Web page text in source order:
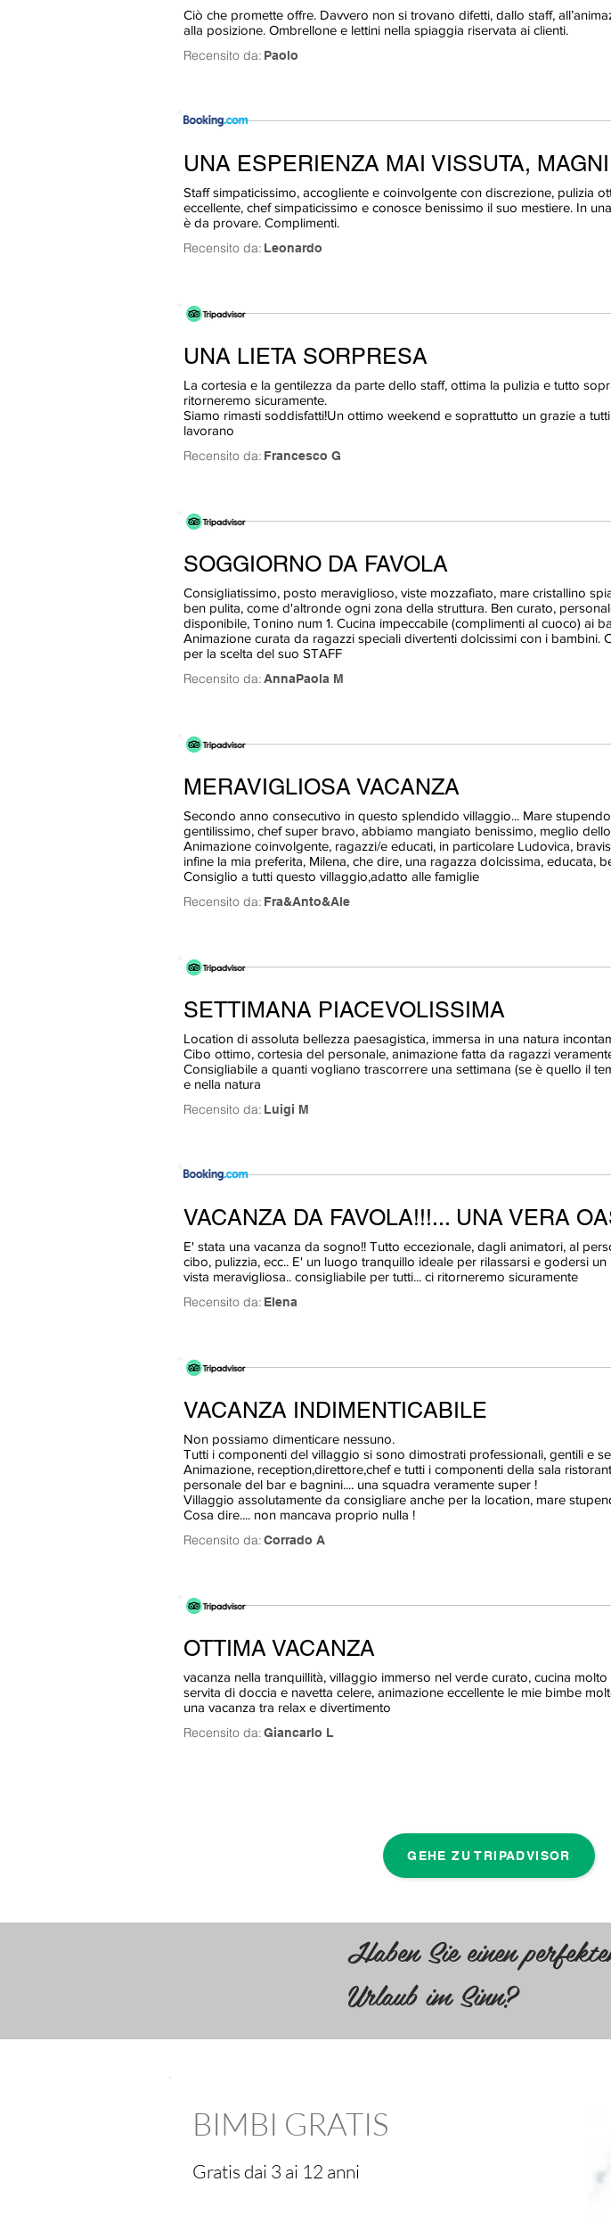
Ciò che promette offre. Davvero non si trovano difetti, dallo staff,
alla posizione. Ombrellone e lettini nella spiaggia riservata ai clienti.
Recensito da: Paolo
UNA ESPERIENZA MAI VISSUTA,
Staff simpaticissimo, accogliente e coinvolgente con discrezione, pulizia
eccellente, chef simpaticissimo e conosce benissimo il suo mestiere. In
è da provare. Complimenti.
Recensito da: Leonardo
UNA LIETA SORPRESA
La cortesia e la gentilezza da parte dello staff, ottima la pulizia e tutto
ritorneremo sicuramente.
Siamo rimasti soddisfatti!Un ottimo weekend e soprattutto un grazie a
lavorano
Recensito da: Francesco G
SOGGIORNO DA FAVOLA
Consigliatissimo, posto meraviglioso, viste mozzafiato, mare cristallino
ben pulita, come d'altronde ogni zona della struttura. Ben curato,
disponibile, Tonino num 1. Cucina impeccabile (complimenti al cuoco) ai
Animazione curata da ragazzi speciali divertenti dolcissimi con i bambini.
per la scelta del suo STAFF
Recensito da:AnnaPaola M
MERAVIGLIOSA VACANZA
Secondo anno consecutivo in questo splendido villaggio... Mare
gentilissimo, chef super bravo, abbiamo mangiato benissimo, meglio
Animazione coinvolgente, ragazzi/e educati, in particolare Ludovica,
infine la mia preferita, Milena, che dire, una ragazza dolcissima, educata,
Consiglio a tutti questo villaggio,adatto alle famiglie
Recensito da: Fra&Anto&Ale
SETTIMANA PIACEVOLISSIMA
Location di assoluta bellezza paesagistica, immersa in una natura
Cibo ottimo, cortesia del personale, animazione fatta da ragazzi
Consigliabile a quanti vogliano trascorrere una settimana (se è quello il
e nella natura
Recensito da: Luigi M
VACANZA DA FAVOLA!!!... UNA VERA
E' stata una vacanza da sogno!! Tutto eccezionale, dagli animatori, al
cibo, pulizzia, ecc.. E' un luogo tranquillo ideale per rilassarsi e godersi
vista meravigliosa.. consigliabile per tutti... ci ritorneremo sicuramente
Recensito da: Elena
VACANZA INDIMENTICABILE
Non possiamo dimenticare nessuno.
Tutti i componenti del villaggio si sono dimostrati professionali, gentili e
Animazione, reception,direttore,chef e tutti i componenti della sala
personale del bar e bagnini.... una squadra veramente super !
Villaggio assolutamente da consigliare anche per la location, mare
Cosa dire.... non mancava proprio nulla !
Recensito da:Corrado A
OTTIMA VACANZA
vacanza nella tranquillità, villaggio immerso nel verde curato, cucina
servita di doccia e navetta celere, animazione eccellente le mie bimbe
una vacanza tra relax e divertimento
Recensito da:Giancarlo L
GEHE ZU TRIPADVISOR
Haben Sie einen
Urlaub im Sinn?
BIMBI GRATIS
Gratis dai 3 ai 12 anni